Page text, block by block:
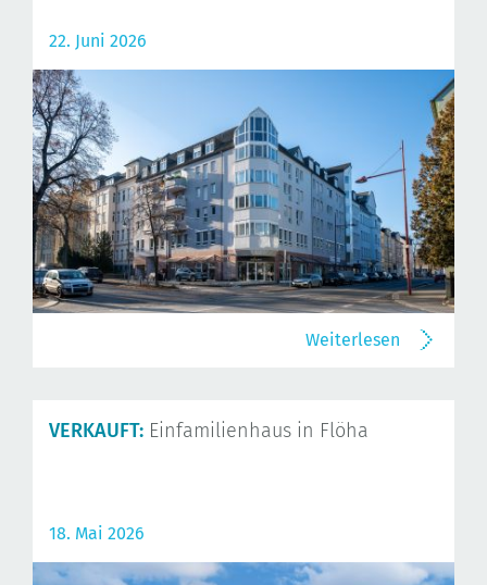
22. Juni 2026
Weiterlesen
VERKAUFT: Einfamilienhaus in Flöha
18. Mai 2026